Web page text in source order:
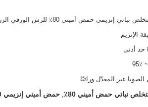
نباتي إنزيمي حمض أميني 80٪ للرش الورقي الزراعي
الإنزيم
غير المعدّل وراثيًا
نباتي حمض أميني 80٪ , حمض أميني إنزيمي 80٪